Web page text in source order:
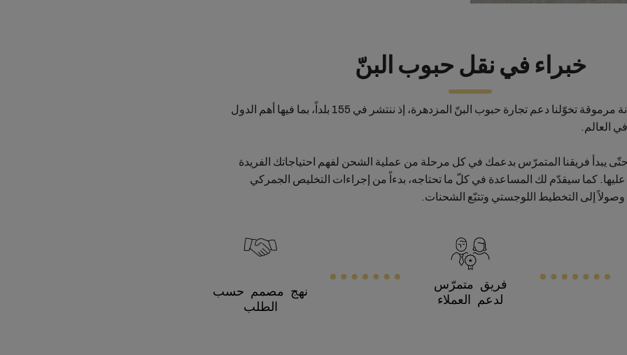
خبراء في نقل حبوب البنّ
نتمتّع في MSC بمكانة مرموقة تخوّلنا دعم تجارة حبوب البنّ المزدهرة، إذ ننتشر في 155 بلداً، بما فيها أهم الدول
العالم.
يبدأ فريقنا المتمرّس بدعمك في كل مرحلة من عملية الشحن لفهم احتياجاتك الفريدة
عليها. كما سيقدّم لك المساعدة في كلّ ما تحتاجه، بدءاً من إجراءات التخليص الجمركي
إلى التخطيط اللوجستي وتتبّع الشحنات.
فريق متمرّس
لدعم العملاء
نهج مصمم حسب
الطلب